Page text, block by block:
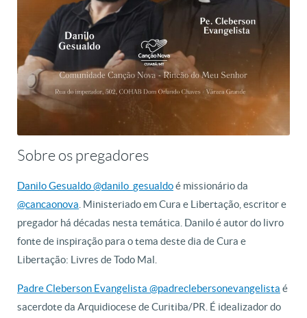
Sobre os pregadores
Danilo Gesualdo @danilo_gesualdoé missionário da
@cancaonova . Ministeriado em Cura e Libertação, escritor e
pregador há décadas nesta temática. Danilo é autor do livro
fonte de inspiração para o tema deste dia de Cura e
Libertação: Livres de Todo Mal.
Padre Cleberson Evangelista @padreclebersonevangelista é
sacerdote da Arquidiocese de Curitiba/PR. É idealizador do